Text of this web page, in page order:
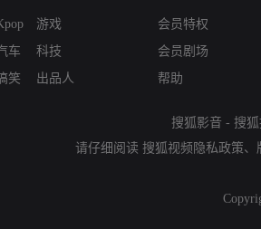
车
笑
游戏
科技
出品人
会员特权
会员剧场
帮助
搜狐影音 - 搜
请仔细阅读 搜狐视频隐私政策、